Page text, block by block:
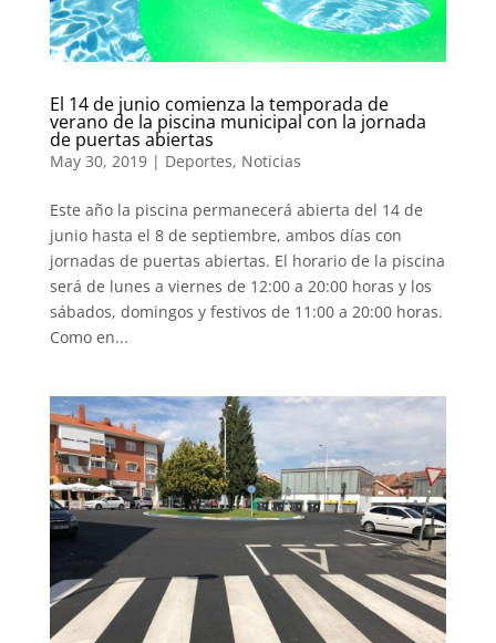
El 14 de junio comienza la temporada de
verano de la piscina municipal con la jornada
de puertas abiertas
May 30, 2019| Deportes, Noticias
Este año la piscina permanecerá abierta del 14 de
junio hasta el 8 de septiembre, ambos días con
jornadas de puertas abiertas. El horario de la piscina
será de lunes a viernes de 12:00 a 20:00 horas y los
sábados, domingos y festivos de 11:00 a 20:00 horas.
Como en...